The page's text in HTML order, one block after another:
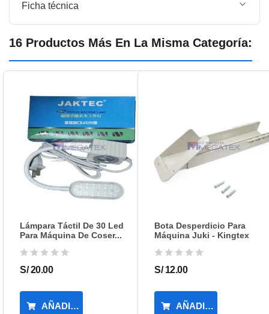
Ficha técnica
Referencia: 25873 (G8)
16 Productos Más En La Misma Categoría:
Lámpara Táctil De 30 Led
Para Máquina De Coser...
S/ 20.00
AÑADIR AL CARRITO
Bota Desperdicio Para
Máquina Juki - Kingtex
S/ 12.00
AÑADIR AL CARRITO